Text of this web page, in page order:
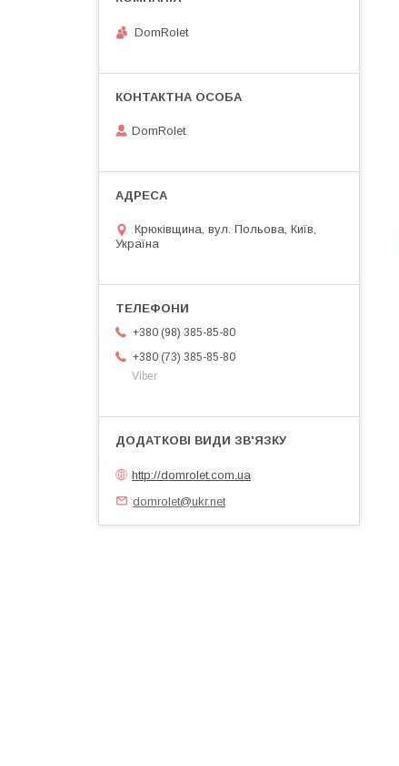
DomRolet
DomRolet
Крюківщина, вул. Польова, Київ,
Україна
+380 (98) 385-85-80
+380 (73) 385-85-80
Viber
http://domrolet.com.ua
domrolet@ukr.net